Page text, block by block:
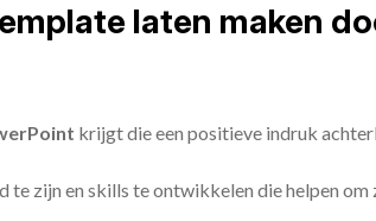
laten maken
krijgt die een positieve indruk
zijn en skills te ontwikkelen die helpen